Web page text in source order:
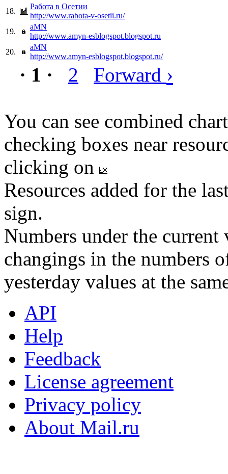
18.
Работа в Осетии
http://www.rabota-v-osetii.ru/
19.
aMN
http://www.amyn-esblogspot.blogspot.ru
20.
aMN
http://www.amyn-esblogspot.blogspot.ru/
· 1 · 2 Forward ›
You can see combined
checking boxes near
clicking on
Resources added for the
sign.
Numbers under the
changings in the numbers
yesterday values at the
API
Help
Feedback
License agreement
Privacy policy
About Mail.ru